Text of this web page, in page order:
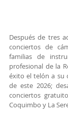
Después de tres
conciertos de
familias de
profesional de la
éxito el telón a su
de este 2026;
conciertos
Coquimbo y La